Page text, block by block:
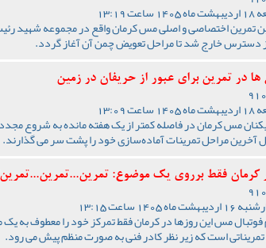
ساعت 13:19
تمرین اختصاصی و اصلی مس کرمان واقع در مجموعه شهید
خارج شد تا مراحل تعویض چمن آن آغاز گردد.
ها در تمرین برای عبور از حریفان در زمین
ساعت 13:09
مس کرمان در فاصله کمتر از یک هفته مانده به شروع
آخرین مراحل تمرینات آماده‌سازی‌ خود را پشت سر می گذارند.
کرمان فقط برروی یک موضوع:
ماه 1405 ساعت 13:15
فوتبال مس این روزها در کرمان فقط تمرکز خود را معطوف به
است که زیر نظر کادر فنی به صورت منظم پیش می رود.